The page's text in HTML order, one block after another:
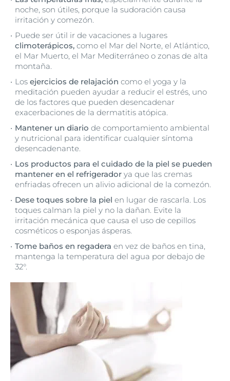
noche, son útiles, porque la sudoración causa
irritación y comezón.
Puede ser útil ir de vacaciones a lugares
climoterápicos, como el Mar del Norte, el Atlántico,
el Mar Muerto, el Mar Mediterráneo o zonas de alta
montaña.
Los ejercicios de relajación como el yoga y la
meditación pueden ayudar a reducir el estrés, uno
de los factores que pueden desencadenar
exacerbaciones de la dermatitis atópica.
Mantener un diario de comportamiento ambiental
y nutricional para identificar cualquier síntoma
desencadenante.
Los productos para el cuidado de la piel se pueden
mantener en el refrigerador ya que las cremas
enfriadas ofrecen un alivio adicional de la comezón.
Dese toques sobre la piel en lugar de rascarla. Los
toques calman la piel y no la dañan. Evite la
irritación mecánica que causa el uso de cepillos
cosméticos o esponjas ásperas.
Tome baños en regadera en vez de baños en tina,
mantenga la temperatura del agua por debajo de
32°.